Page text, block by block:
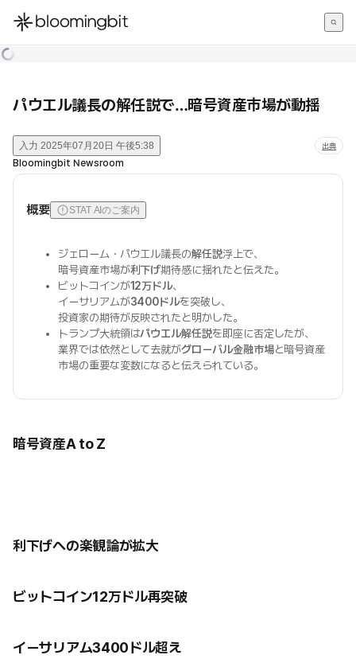
한국어
パウエル議長の解任説で…暗号資産市場が動揺
入力 2025年07月20日 午後5:38 出典
Bloomingbit Newsroom
概要 STAT AIのご案内
ジェローム・パウエル議長の解任説浮上で、
暗号資産市場が利下げ期待感に揺れたと伝えた。
ビットコインが12万ドル、
イーサリアムが3400ドルを突破し、
投資家の期待が反映されたと明かした。
トランプ大統領はパウエル解任説を即座に否定したが、
業界では依然として去就がグローバル金融市場と暗号資産
市場の重要な変数になると伝えられている。
暗号資産A to Z
利下げへの楽観論が拡大
ビットコイン12万ドル再突破
イーサリアム3400ドル超え